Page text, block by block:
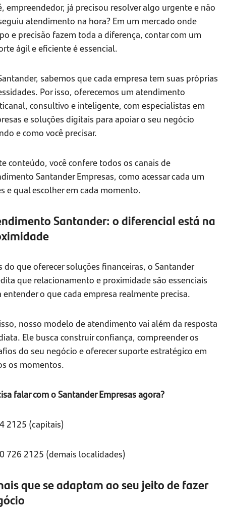
empreendedor, já precisou resolver algo urgente e não
atendimento na hora? Em um mercado onde
e precisão fazem toda a diferença, contar com um
ágil e eficiente é essencial.
sabemos que cada empresa tem suas próprias
Por isso, oferecemos um atendimento
consultivo e inteligente, com especialistas em
e soluções digitais para apoiar o seu negócio
e como você precisar.
conteúdo, você confere todos os canais de
Santander Empresas, como acessar cada um
e qual escolher em cada momento.
Santander: o diferencial está na
do que oferecer soluções financeiras, o Santander
que relacionamento e proximidade são essenciais
entender o que cada empresa realmente precisa.
nosso modelo de atendimento vai além da resposta
Ele busca construir confiança, compreender os
do seu negócio e oferecer suporte estratégico em
os momentos.
falar com o Santander Empresas agora?
2125 (capitais)
726 2125 (demais localidades)
que se adaptam ao seu jeito de fazer